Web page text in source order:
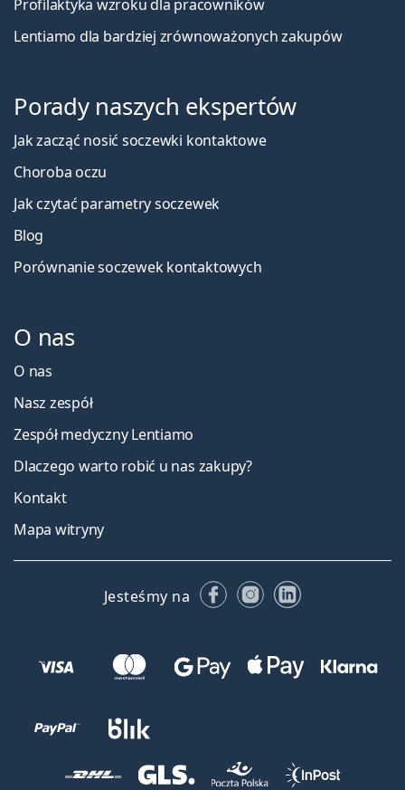
Profilaktyka wzroku dla pracowników
Lentiamo dla bardziej zrównoważonych zakupów
Porady naszych ekspertów
Jak zacząć nosić soczewki kontaktowe
Choroba oczu
Jak czytać parametry soczewek
Blog
Porównanie soczewek kontaktowych
O nas
O nas
Nasz zespół
Zespół medyczny Lentiamo
Dlaczego warto robić u nas zakupy?
Kontakt
Mapa witryny
Jesteśmy na FacebookuInstagramie
LinkedIn